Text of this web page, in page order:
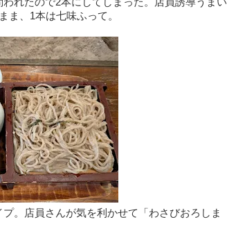
ま、1本は七味ふって。
。店員さんが気を利かせて「わさびおろしま